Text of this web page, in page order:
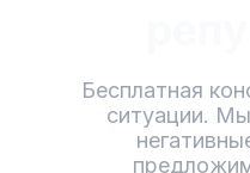
Бесплатная
ситуации.